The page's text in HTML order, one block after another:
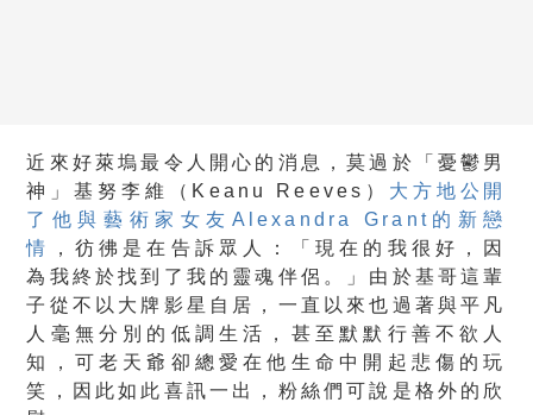
近來好萊塢最令人開心的消息，莫過於「憂鬱男
神」基努李維（Keanu Reeves） 大方地公開
了他與藝術家女友Alexandra Grant的新戀
情
，彷彿是在告訴眾人：「現在的我很好，因
為我終於找到了我的靈魂伴侶。」由於基哥這輩
子從不以大牌影星自居，一直以來也過著與平凡
人毫無分別的低調生活，甚至默默行善不欲人
知，可老天爺卻總愛在他生命中開起悲傷的玩
笑，因此如此喜訊一出，粉絲們可說是格外的欣